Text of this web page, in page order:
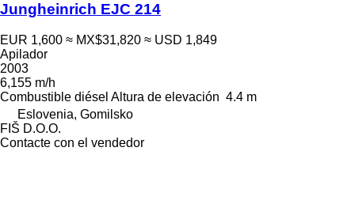
Jungheinrich EJC 214
EUR 1,600 ≈ MX$31,820 ≈ USD 1,849
Apilador
2003
6,155 m/h
Combustible diésel Altura de elevación 4.4 m
Eslovenia, Gomilsko
FIŠ D.O.O.
Contacte con el vendedor